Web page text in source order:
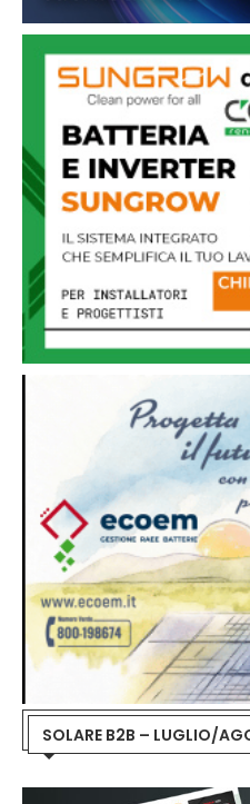
SOLARE B2B – LUGLIO/